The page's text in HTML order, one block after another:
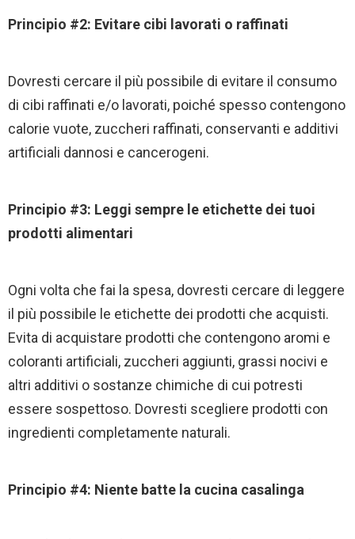
Principio #2: Evitare cibi lavorati o raffinati
Dovresti cercare il più possibile di evitare il consumo
di cibi raffinati e/o lavorati, poiché spesso contengono
calorie vuote, zuccheri raffinati, conservanti e additivi
artificiali dannosi e cancerogeni.
Principio #3: Leggi sempre le etichette dei tuoi
prodotti alimentari
Ogni volta che fai la spesa, dovresti cercare di leggere
il più possibile le etichette dei prodotti che acquisti.
Evita di acquistare prodotti che contengono aromi e
coloranti artificiali, zuccheri aggiunti, grassi nocivi e
altri additivi o sostanze chimiche di cui potresti
essere sospettoso. Dovresti scegliere prodotti con
ingredienti completamente naturali.
Principio #4: Niente batte la cucina casalinga